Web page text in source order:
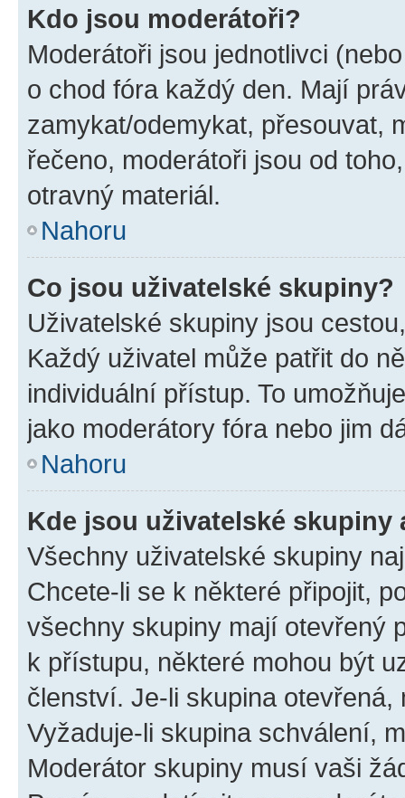
Kdo jsou moderátoři?
Moderátoři jsou jednotlivci
o chod fóra každý den. Mají
zamykat/odemykat, přesouvat,
řečeno, moderátoři jsou od
otravný materiál.
Nahoru
Co jsou uživatelské skupiny?
Uživatelské skupiny jsou
Každý uživatel může patřit do
individuální přístup. To
jako moderátory fóra nebo jim
Nahoru
Kde jsou uživatelské skupiny
Všechny uživatelské skupiny
Chcete-li se k některé připojit,
všechny skupiny mají otevřený
k přístupu, některé mohou být
členství. Je-li skupina
Vyžaduje-li skupina schválení,
Moderátor skupiny musí vaši